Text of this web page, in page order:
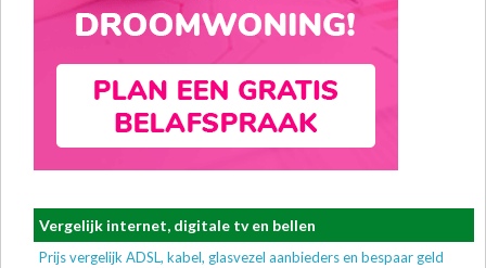
Vergelijk internet, digitale tv en bellen
Prijs vergelijk ADSL, kabel, glasvezel aanbieders en bespaar geld